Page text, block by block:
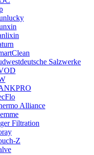
Salzwerke
Alliance
Filtration
Z